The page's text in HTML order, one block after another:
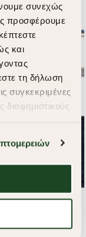
συνεχώς
προσφέρουμε
και
τη δήλωση
συγκεκριμένες
απολύτως
λάβετε
που θα